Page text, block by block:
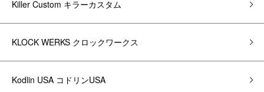
Killer Custom キラーカスタム
KLOCK WERKS クロックワークス
Kodlin USA コドリンUSA